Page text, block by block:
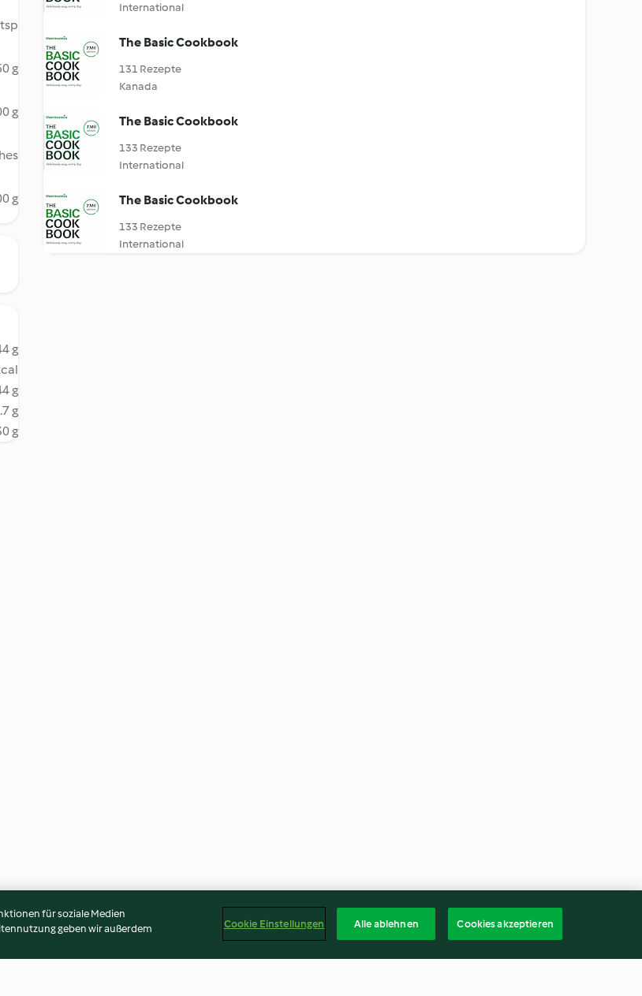
g
g
g
g
g
g
g
International
The Basic Cookbook
131 Rezepte
Kanada
The Basic Cookbook
133 Rezepte
International
The Basic Cookbook
133 Rezepte
International
für soziale Medien
geben wir außerdem
Cookie Einstellungen Alle ablehnen Cookies akzeptieren